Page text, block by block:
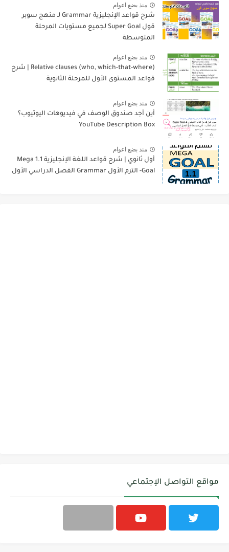
منذ بضع اعوام
شرح قواعد الإنجليزية Grammar لـ منهج سوبر
قول Super Goal لجميع مستويات المرحلة
المتوسطة
منذ بضع اعوام
Relative clauses (who, which-that-where) | شرح
قواعد المستوى الأول للمرحلة الثانوية
منذ بضع اعوام
أين أجد صندوق الوصف في فيديوهات اليوتيوب؟
YouTube Description Box
منذ بضع اعوام
أول ثانوي | شرح قواعد اللغة الإنجليزية 1.1 Mega
Goal- الترم الأول Grammar الفصل الدراسي الأول
مواقع التواصل الإجتماعي